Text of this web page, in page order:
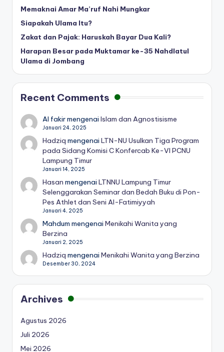
Memaknai Amar Ma’ruf Nahi Mungkar
Siapakah Ulama Itu?
Zakat dan Pajak: Haruskah Bayar Dua Kali?
Harapan Besar pada Muktamar ke-35 Nahdlatul
Ulama di Jombang
Recent Comments
Al fakirmengenaiIslam dan Agnostisisme
Januari 24, 2025
Hadziq mengenaiLTN-NU Usulkan Tiga Program
pada Sidang Komisi C Konfercab Ke-VI PCNU
Lampung Timur
Januari 14, 2025
Hasan mengenaiLTNNU Lampung Timur
Selenggarakan Seminar dan Bedah Buku di Pon-
Pes Athlet dan Seni Al-Fatimiyyah
Januari 4, 2025
Mahdum mengenaiMenikahi Wanita yang
Berzina
Januari 2, 2025
Hadziq mengenaiMenikahi Wanita yang Berzina
Desember 30, 2024
Archives
Agustus 2026
Juli 2026
Mei 2026